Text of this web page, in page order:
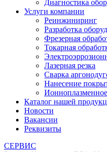
Диагностика
Услуги компании
Реинжиниринг
Разработка
Фрезерная
Токарная
Лазерная резка
Сварка
Нанесение
Каталог нашей
Новости
Вакансии
Реквизиты
СЕРВИС